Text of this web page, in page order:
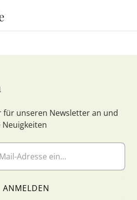
für unseren Newsletter an und
Neuigkeiten